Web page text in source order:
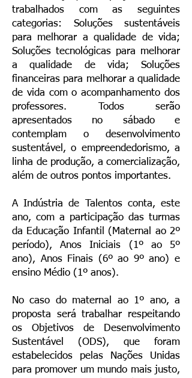
trabalhados com as seguintes
categorias: Soluções sustentáveis
para melhorar a qualidade de vida;
Soluções tecnológicas para melhorar
a qualidade de vida; Soluções
financeiras para melhorar a qualidade
de vida com o acompanhamento dos
professores. Todos serão
apresentados no sábado e
contemplam o desenvolvimento
sustentável, o empreendedorismo, a
linha de produção, a comercialização,
além de outros pontos importantes.
A Indústria de Talentos conta, este
ano, com a participação das turmas
da Educação Infantil (Maternal ao 2º
período), Anos Iniciais (1º ao 5º
ano), Anos Finais (6º ao 9º ano) e
ensino Médio (1º anos).
No caso do maternal ao 1º ano, a
proposta será trabalhar respeitando
os Objetivos de Desenvolvimento
Sustentável (ODS), que foram
estabelecidos pelas Nações Unidas
para promover um mundo mais justo,